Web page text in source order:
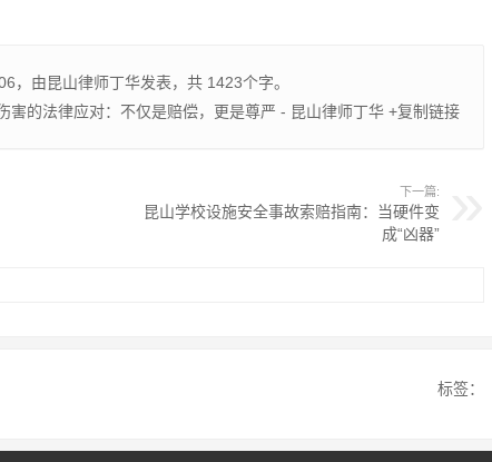
，由昆山律师丁华发表，共 1423个字。
害的法律应对：不仅是赔偿，更是尊严 - 昆山律师丁华 +复制链接
下一篇:
昆山学校设施安全事故索赔指南：当硬件变
成“凶器”
标签：